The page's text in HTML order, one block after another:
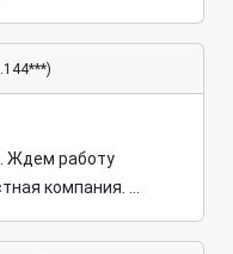
Ждем работу
компания. ...